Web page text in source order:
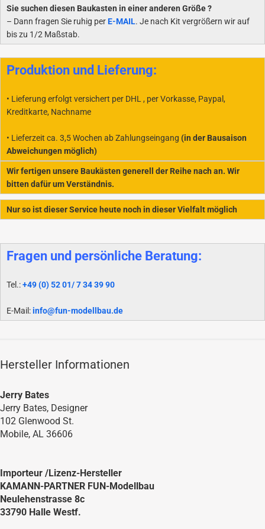
Sie suchen diesen Baukasten in einer anderen Größe ?
– Dann fragen Sie ruhig perE-MAIL. Je nach Kit vergrößern wir auf
bis zu 1/2 Maßstab.
Produktion und Lieferung:
• Lieferung erfolgt versichert per DHL , per Vorkasse, Paypal,
Kreditkarte, Nachname
• Lieferzeit ca. 3,5 Wochen ab Zahlungseingang (in der Bausaison
Abweichungen möglich)
Wir fertigen unsere Baukästen generell der Reihe nach an. Wir
bitten dafür um Verständnis.
Nur so ist dieser Service heute noch in dieser Vielfalt möglich
Fragen und persönliche Beratung:
Tel.:+49 (0) 52 01/ 7 34 39 90
E-Mail:info@fun-modellbau.de
Hersteller Informationen
Jerry Bates
Jerry Bates, Designer
102 Glenwood St.
Mobile, AL 36606
Importeur /Lizenz-Hersteller
KAMANN-PARTNER FUN-Modellbau
Neulehenstrasse 8c
33790 Halle Westf.